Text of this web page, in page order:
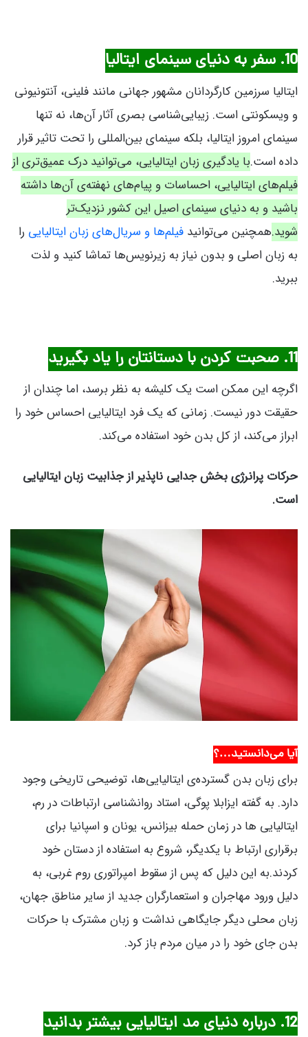
10. سفر به دنیای سینمای ایتالیا
ایتالیا سرزمین کارگردانان مشهور جهانی مانند فلینی، آنتونیونی
و ویسکونتی است. زیبایی‌شناسی بصری آثار آن‌ها، نه تنها
سینمای امروز ایتالیا، بلکه سینمای بین‌المللی را تحت تاثیر قرار
داده است.با یادگیری زبان ایتالیایی، می‌توانید درک عمیق‌تری از
فیلم‌های ایتالیایی، احساسات و پیام‌های نهفته‌ی آن‌ها داشته
باشید و به دنیای سینمای اصیل این کشور نزدیک‌تر
شوید.همچنین می‌توانید فیلم‌ها و سریال‌های زبان ایتالیایی را
به زبان اصلی و بدون نیاز به زیرنویس‌ها تماشا کنید و لذت
ببرید.
11. صحبت کردن با دستانتان را یاد بگیرید
اگرچه این ممکن است یک کلیشه به نظر برسد، اما چندان از
حقیقت دور نیست. زمانی که یک فرد ایتالیایی احساس خود را
ابراز می‌کند، از کل بدن خود استفاده می‌کند.
حرکات پرانرژی بخش جدایی ناپذیر از جذابیت زبان ایتالیایی
است.
آیا می‌دانستید…؟
برای زبان بدن گسترده‌ی ایتالیایی‌ها، توضیحی تاریخی وجود
دارد. به گفته ایزابلا پوگی، استاد روانشناسی ارتباطات در رم،
ایتالیایی ها در زمان حمله بیزانس، یونان و اسپانیا برای
برقراری ارتباط با یکدیگر، شروع به استفاده از دستان خود
کردند.به این دلیل که پس از سقوط امپراتوری روم غربی، به
دلیل ورود مهاجران و استعمارگران جدید از سایر مناطق جهان،
زبان محلی دیگر جایگاهی نداشت و زبان مشترک با حرکات
بدن جای خود را در میان مردم باز کرد.
12. درباره دنیای مد ایتالیایی بیشتر بدانید